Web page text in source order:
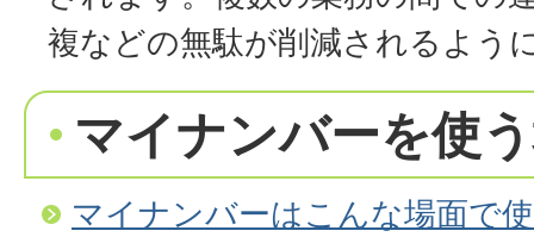
複などの無駄が削減されるよう
マイナンバーを使
マイナンバーはこんな場面で